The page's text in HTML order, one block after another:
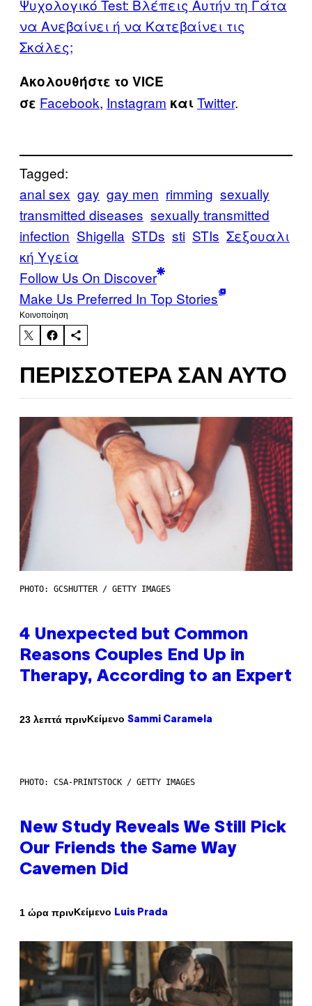
Ψυχολογικό Test: Βλέπεις Αυτήν τη Γάτα
να Ανεβαίνει ή να Κατεβαίνει τις
Σκάλες;
Ακολουθήστε το VICE
σε Facebook, Instagram καιTwitter.
Tagged:
anal sex gay gay men rimming sexually
transmitted diseases sexually transmitted
infection Shigella STDs sti STIs Σεξουαλι
κή Υγεία
Follow Us On Discover
Make Us Preferred In Top Stories
Kοινοποίηση
ΠΕΡΙΣΣΌΤΕΡΑ ΣΑΝ ΑΥΤΌ
PHOTO: GCSHUTTER / GETTY IMAGES
4 Unexpected but Common
Reasons Couples End Up in
Therapy, According to an Expert
23 λεπτά πρινΚείμενο Sammi Caramela
PHOTO: CSA-PRINTSTOCK / GETTY IMAGES
New Study Reveals We Still Pick
Our Friends the Same Way
Cavemen Did
1 ώρα πρινΚείμενο Luis Prada